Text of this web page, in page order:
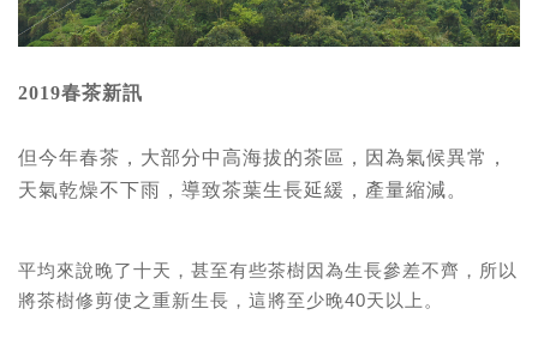
2019春茶新訊
但今年春茶，大部分中高海拔的茶區，因為氣候異常，
天氣乾燥不下雨，導致茶葉生長延緩，產量縮減。
平均來說晚了十天，甚至有些茶樹因為生長參差不齊，所以
將茶樹修剪使之重新生長，這將至少晚40天以上。